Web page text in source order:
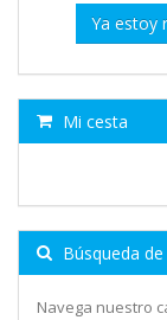
Ya estoy
Mi cesta
Búsqueda
Navega nuestro